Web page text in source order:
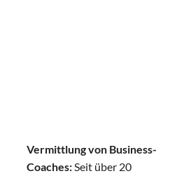
Vermittlung von Business-
Coaches:Seit über 20